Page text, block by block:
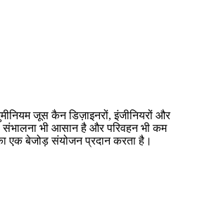
जूस कैन डिज़ाइनरों, इंजीनियरों और
भी आसान है और परिवहन भी कम
एक बेजोड़ संयोजन प्रदान करता है।